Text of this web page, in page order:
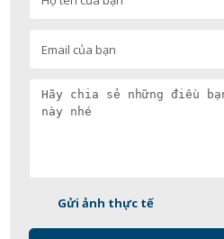
Gửi ảnh thực tế